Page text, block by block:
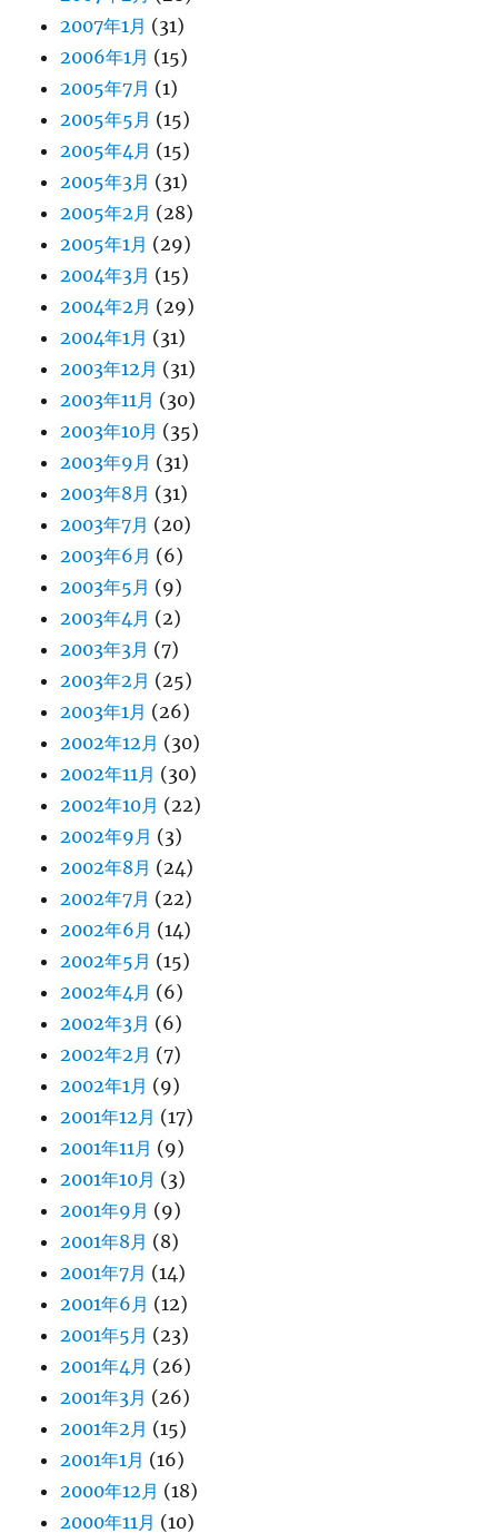
2007年1月 (31)
2006年1月 (15)
2005年7月 (1)
2005年5月 (15)
2005年4月 (15)
2005年3月 (31)
2005年2月 (28)
2005年1月 (29)
2004年3月 (15)
2004年2月 (29)
2004年1月 (31)
2003年12月 (31)
2003年11月 (30)
2003年10月 (35)
2003年9月 (31)
2003年8月 (31)
2003年7月 (20)
2003年6月 (6)
2003年5月 (9)
2003年4月 (2)
2003年3月 (7)
2003年2月 (25)
2003年1月 (26)
2002年12月 (30)
2002年11月 (30)
2002年10月 (22)
2002年9月 (3)
2002年8月 (24)
2002年7月 (22)
2002年6月 (14)
2002年5月 (15)
2002年4月 (6)
2002年3月 (6)
2002年2月 (7)
2002年1月 (9)
2001年12月 (17)
2001年11月 (9)
2001年10月 (3)
2001年9月 (9)
2001年8月 (8)
2001年7月 (14)
2001年6月 (12)
2001年5月 (23)
2001年4月 (26)
2001年3月 (26)
2001年2月 (15)
2001年1月 (16)
2000年12月 (18)
2000年11月 (10)